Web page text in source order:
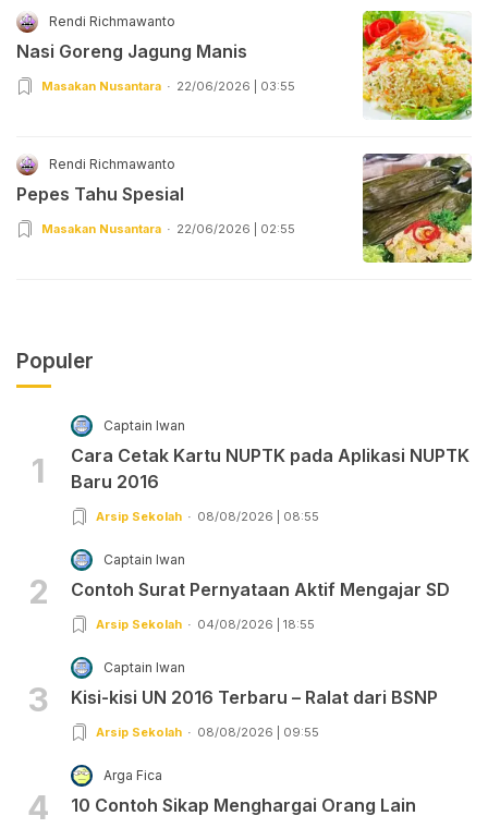
Rendi Richmawanto
Nasi Goreng Jagung Manis
Masakan Nusantara 22/06/2026 | 03:55
Rendi Richmawanto
Pepes Tahu Spesial
Masakan Nusantara 22/06/2026 | 02:55
Populer
1
Captain Iwan
Cara Cetak Kartu NUPTK pada Aplikasi NUPTK
Baru 2016
Arsip Sekolah 08/08/2026 | 08:55
2
Captain Iwan
Contoh Surat Pernyataan Aktif Mengajar SD
Arsip Sekolah 04/08/2026 | 18:55
3
Captain Iwan
Kisi-kisi UN 2016 Terbaru – Ralat dari BSNP
Arsip Sekolah 08/08/2026 | 09:55
4
Arga Fica
10 Contoh Sikap Menghargai Orang Lain